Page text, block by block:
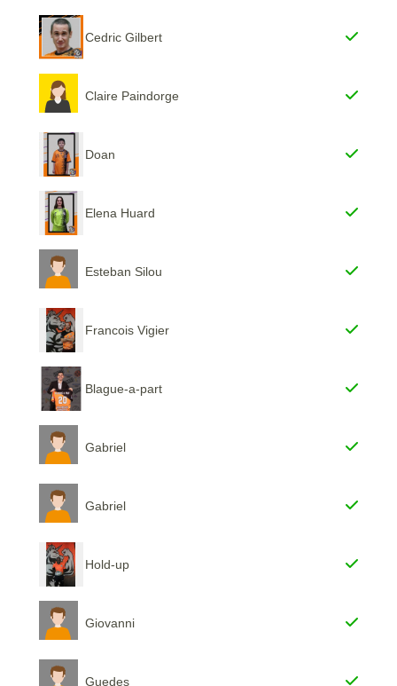
Cedric Gilbert
Claire Paindorge
Doan
Elena Huard
Esteban Silou
Francois Vigier
Blague-a-part
Gabriel
Gabriel
Hold-up
Giovanni
Guedes